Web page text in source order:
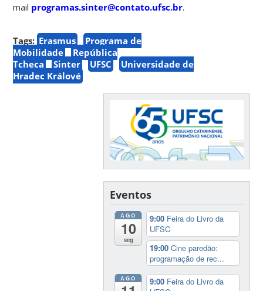
mail programas.sinter@contato.ufsc.br.
Tags: Erasmus
Programa de
Mobilidade
República
Tcheca
Sinter UFSC
Universidade de
Hradec Králové
Eventos
AGO
10
seg
9:00 Feira do Livro da
UFSC
19:00Cine paredão:
programação de rec...
AGO 9:00 Feira do Livro da